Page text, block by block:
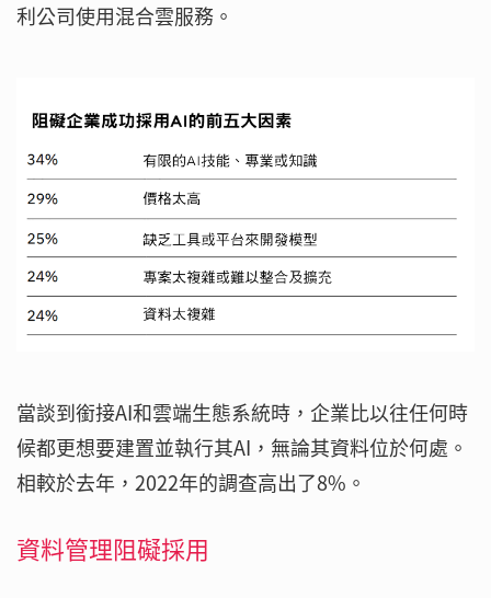
利公司使用混合雲服務。
當談到銜接AI和雲端生態系統時，企業比以往任何時
候都更想要建置並執行其AI，無論其資料位於何處。
相較於去年，2022年的調查高出了8%。
資料管理阻礙採用